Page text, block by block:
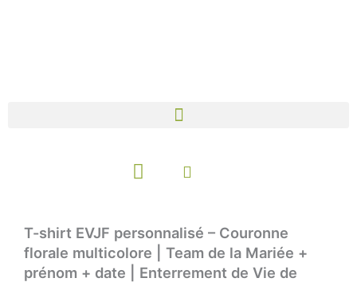
Panier
T-shirt EVJF personnalisé – Couronne
florale multicolore | Team de la Mariée +
prénom + date | Enterrement de Vie de